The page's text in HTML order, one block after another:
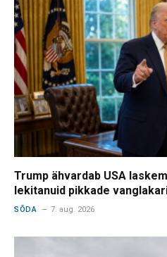
Trump ähvardab USA
lekitanuid pikkade
SÕDA 7. aug. 2026